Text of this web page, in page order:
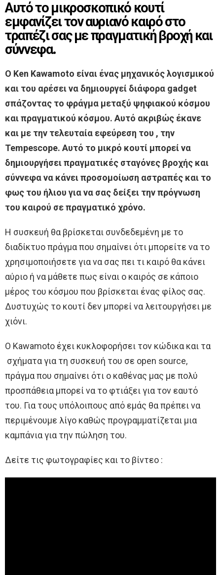
Αυτό το μικροσκοπικό κουτί
εμφανίζει τον αυριανό καιρό στο
τραπέζι σας με πραγματική βροχή και
σύννεφα.
Ο Ken Kawamoto είναι ένας μηχανικός λογισμικού
και του αρέσει να δημιουργεί διάφορα gadget
σπάζοντας το φράγμα μεταξύ ψηφιακού κόσμου
και πραγματικού κόσμου. Αυτό ακριβώς έκανε
και με την τελευταία εφεύρεση του , την
Tempescope. Αυτό το μικρό κουτί μπορεί να
δημιουργήσει πραγματικές σταγόνες βροχής και
σύννεφα να κάνει προσομοίωση αστραπές και το
φως του ήλιου για να σας δείξει την πρόγνωση
του καιρού σε πραγματικό χρόνο.
Η συσκευή θα βρίσκεται συνδεδεμένη με το
διαδίκτυο πράγμα που σημαίνει ότι μπορείτε να το
χρησιμοποιήσετε για να σας πει τι καιρό θα κάνει
αύριο ή να μάθετε πως είναι ο καιρός σε κάποιο
μέρος του κόσμου που βρίσκεται ένας φίλος σας.
Δυστυχώς το κουτί δεν μπορεί να λειτουργήσει με
χιόνι.
Ο Kawamoto έχει κυκλοφορήσει τον κώδικα και τα
σχήματα για τη συσκευή του σε open source,
πράγμα που σημαίνει ότι ο καθένας μας με πολύ
προσπάθεια μπορεί να το φτιάξει για τον εαυτό
του. Για τους υπόλοιπους από εμάς θα πρέπει να
περιμένουμε λίγο καθώς προγραμματίζεται μια
καμπάνια για την πώληση του.
Δείτε τις φωτογραφίες και το βίντεο :